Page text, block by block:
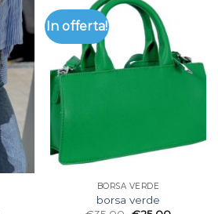
In offerta!
BORSA VERDE
borsa verde